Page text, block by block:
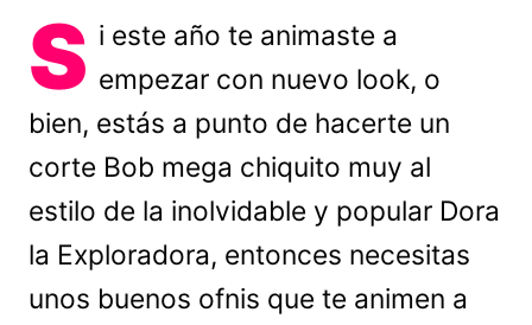
S i este año te animaste a
empezar con nuevo look, o
bien, estás a punto de hacerte un
corte Bob mega chiquito muy al
estilo de la inolvidable y popular Dora
la Exploradora, entonces necesitas
unos buenos ofnis que te animen a